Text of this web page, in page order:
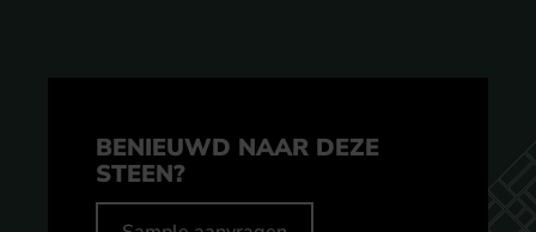
BENIEUWD NAAR DEZE
STEEN?